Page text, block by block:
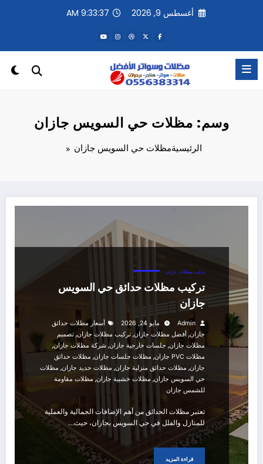
أغسطس 9, 2026 9:33:37 AM
وسم: مظلات حي السويس جازان
الرئيسيةمظلات حي السويس جازان
تركيب مظلات جازان
تركيب مظلات حدائق حي السويس
جازان
Admin مايو 24, 2026
أسعار مظلات حدائق
جازان, أفضل مظلات جازان, تركيب مظلات جازان,تصميم
مظلات جازان, جلسات خارجية جازان, شركة مظلات جازان,
مظلات PVC جازان , مظلات جلسات جازان, مظلات حدائق
جازان, مظلات حدائق منزلية جازان, مظلات حديد جازان, مظلات
حي السويس جازان, مظلات خشبية جازان, مظلات مقاومة
للشمس جازان
تعتبر مظلات الحدائق من أهم الإضافات الجمالية والعملية
للمنازل والفلل في حي السويس بجازان، حيث…
قراءة المزيد